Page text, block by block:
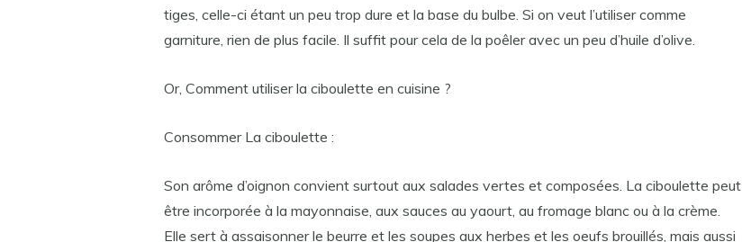
tiges, celle-ci étant un peu trop dure et la base du bulbe. Si on veut l’utiliser comme
garniture, rien de plus facile. Il suffit pour cela de la poêler avec un peu d’huile d’olive.
Or, Comment utiliser la ciboulette en cuisine ?
Consommer La ciboulette :
Son arôme d’oignon convient surtout aux salades vertes et composées. La ciboulette peut
être incorporée à la mayonnaise, aux sauces au yaourt, au fromage blanc ou à la crème.
Elle sert à assaisonner le beurre et les soupes aux herbes et les oeufs brouillés, mais aussi